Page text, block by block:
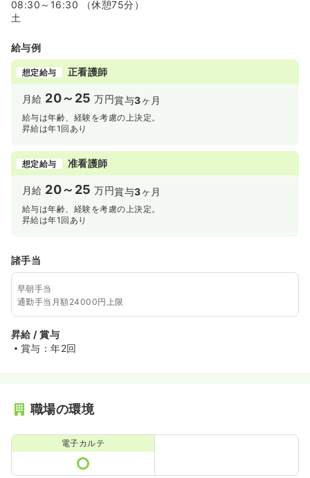
08:30～16:30 （休憩75分）
土
給与例
想定給与 正看護師
月給 20～25 万円賞与3ヶ月
給与は年齢、経験を考慮の上決定。
昇給は年1回あり
想定給与 准看護師
月給 20～25 万円賞与3ヶ月
給与は年齢、経験を考慮の上決定。
昇給は年1回あり
諸手当
早朝手当
通勤手当月額24000円上限
昇給 / 賞与
賞与：年2回
職場の環境
電子カルテ